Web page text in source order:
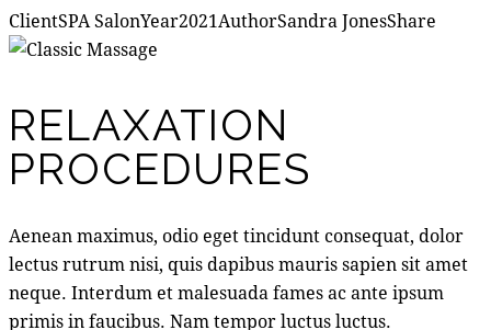
ClientSPA SalonYear2021AuthorSandra JonesShare
RELAXATION
PROCEDURES
Aenean maximus, odio eget tincidunt consequat, dolor
lectus rutrum nisi, quis dapibus mauris sapien sit amet
neque. Interdum et malesuada fames ac ante ipsum
primis in faucibus. Nam tempor luctus luctus.